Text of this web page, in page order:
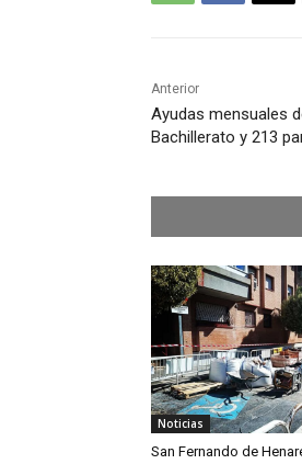
Anterior
Ayudas mensuales
Bachillerato y 213
Noticias
San Fernando de